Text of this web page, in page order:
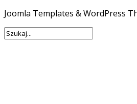
Joomla Templates & WordPress